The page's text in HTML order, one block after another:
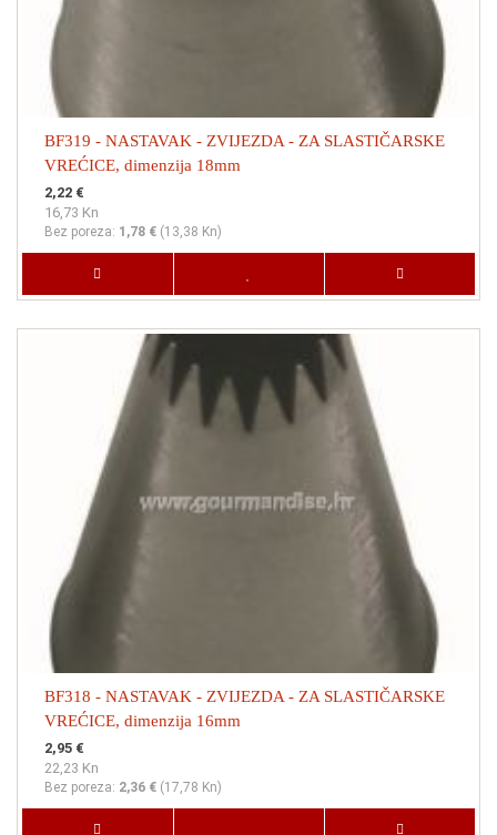
BF319 - NASTAVAK - ZVIJEZDA - ZA SLASTIČARSKE
VREĆICE, dimenzija 18mm
2,22 €
16,73 Kn
Bez poreza: 1,78 € (13,38 Kn)
BF318 - NASTAVAK - ZVIJEZDA - ZA SLASTIČARSKE
VREĆICE, dimenzija 16mm
2,95 €
22,23 Kn
Bez poreza: 2,36 € (17,78 Kn)